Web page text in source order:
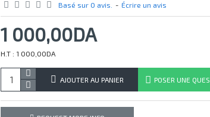
Basé sur 0 avis. - Écrire un avis
1 000,00DA
H.T : 1 000,00DA
AJOUTER AU PANIER POSER UNE